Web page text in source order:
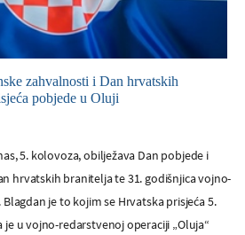
zahvalnosti i Dan hrvatskih
pobjede u Oluji
5. kolovoza, obilježava Dan pobjede i
hrvatskih branitelja te 31. godišnjica vojno-
je to kojim se Hrvatska prisjeća 5.
je u vojno-redarstvenoj operaciji „Oluja“